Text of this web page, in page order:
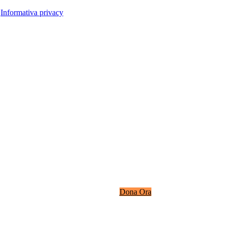
Informativa privacy
Dona Ora